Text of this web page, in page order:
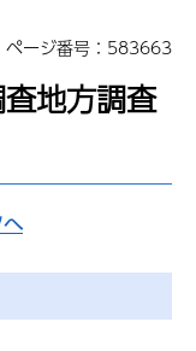
ページ番号：583663
地方調査